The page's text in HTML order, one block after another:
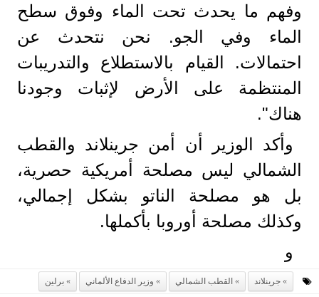
وفهم ما يحدث تحت الماء وفوق سطح
الماء وفي الجو. نحن نتحدث عن
احتمالات. القيام بالاستطلاع والتدريبات
المنتظمة على الأرض لإثبات وجودنا
هناك".
وأكد الوزير أن أمن جرينلاند والقطب
الشمالي ليس مصلحة أمريكية حصرية،
بل هو مصلحة الناتو بشكل إجمالي،
وكذلك مصلحة أوروبا بأكملها.
و
جرينلاند القطب الشمالي وزير الدفاع الألماني برلين